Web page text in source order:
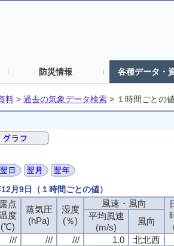
防災情報 各種データ・
料 > 過去の気象データ検索 > １時間ごとの
月9日（１時間ごとの値）
露点
度
(℃)
蒸気圧
(hPa)
湿度
(％)
風速・風向
平均風速
(m/s)
風向
/// /// /// 1.0
北北西